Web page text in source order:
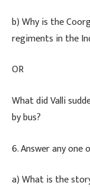
​b) Why is the
regiments in the
​OR
​What did Valli
by bus?
​6. Answer any
​a) What is the